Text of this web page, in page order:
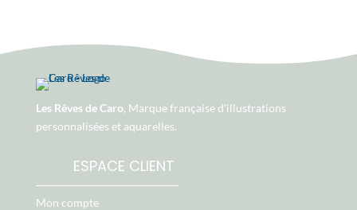
Les Rêves de Caro, Marque française d'illustrations
personnalisées et aquarelles.
ESPACE CLIENT
Mon compte